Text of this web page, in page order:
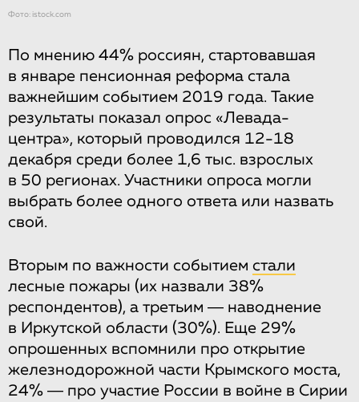
Фото: istock.com
По мнению 44% россиян, стартовавшая
в январе пенсионная реформа стала
важнейшим событием 2019 года. Такие
результаты показал опрос «Левада-
центра», который проводился 12-18
декабря среди более 1,6 тыс. взрослых
в 50 регионах. Участники опроса могли
выбрать более одного ответа или назвать
свой.
Вторым по важности событием стали
лесные пожары (их назвали 38%
респондентов), а третьим ― наводнение
в Иркутской области (30%). Еще 29%
опрошенных вспомнили про открытие
железнодорожной части Крымского моста,
24% ― про участие России в войне в Сирии